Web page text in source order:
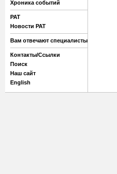
Хроника событий
РАТ
Новости РАТ
Вам отвечают специалисты
Контакты/Ссылки
Поиск
Наш сайт
English